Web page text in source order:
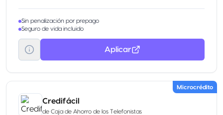
Sin penalización por prepago
Seguro de vida incluido
Aplicar
Microcrédito
Credifácil
de Caja de Ahorro de los Telefonistas